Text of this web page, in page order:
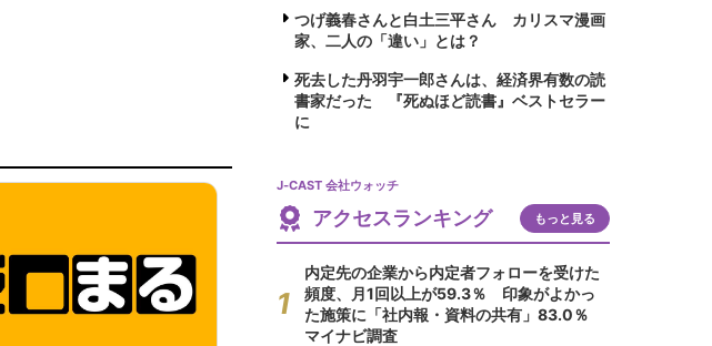
つげ義春さんと白土三平さん カリスマ漫画
家、二人の「違い」とは？
死去した丹羽宇一郎さんは、経済界有数の読
書家だった 『死ぬほど読書』ベストセラー
に
J-CAST 会社ウォッチ
アクセスランキング もっと見る
内定先の企業から内定者フォローを受けた
頻度、月1回以上が59.3％ 印象がよかっ
た施策に「社内報・資料の共有」83.0％
マイナビ調査